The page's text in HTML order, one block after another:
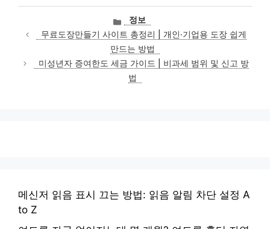
카
테
고
리
정보
무료도장만들기 사이트 총정리 | 개인·기업용 도장 쉽게
만드는 방법
미성년자 증여한도 세금 가이드 | 비과세 범위 및 신고 방
법
메신저 읽음 표시 끄는 방법: 읽음 알림 차단 설정 A
to Z